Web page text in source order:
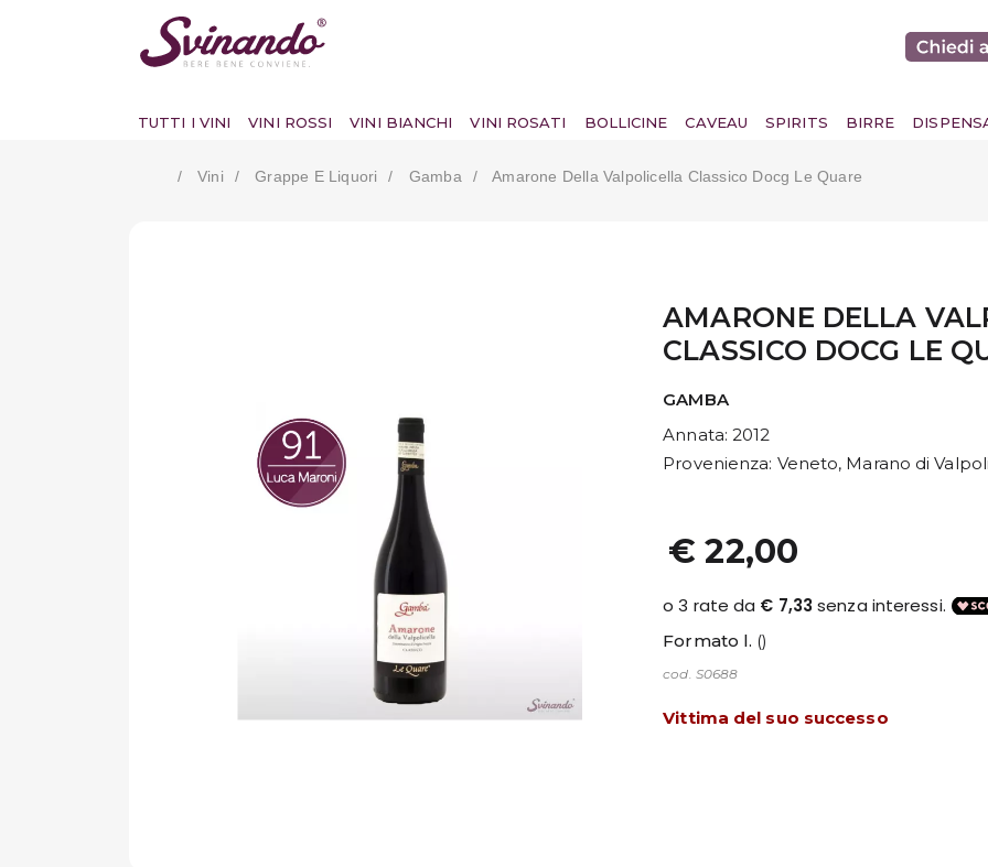
TUTTI I VINI VINI ROSSI VINI BIANCHI VINI ROSATI BOLLICINE CAVEAU SPIRITS BIRRE
Vini Grappe E Liquori Gamba Amarone Della Valpolicella Classico Docg Le Quare
AMARONE DELLA
CLASSICO DOCG LE
GAMBA
Annata: 2012
Provenienza: Veneto, Marano di
€ 22,00
Formato l. ()
cod. S0688
Vittima del suo successo